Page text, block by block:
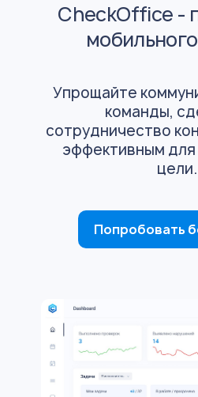
CheckOffice -
Упрощайте
команды,
сотрудничество
эффективным
цели.
Попробовать